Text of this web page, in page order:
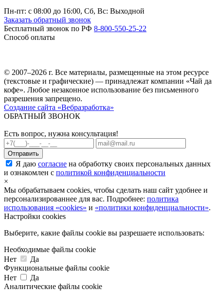
Пн-пт: c 08:00 до 16:00, Сб, Вс: Выходной
Заказать обратный звонок
Бесплатный звонок по РФ 8-800-550-25-22
Способ оплаты
© 2007–2026 г. Все материалы, размещенные на этом ресурсе
(текстовые и графические) — принадлежат компании «Чай да
кофе». Любое незаконное использование без письменного
разрешения запрещено.
Создание сайта «Вебразработка»
ОБРАТНЫЙ ЗВОНОК
Есть вопрос, нужна консультация!
Я даю согласие на обработку своих персональных данных
и ознакомлен с политикой конфиденциальности
×
Мы обрабатываем cookies, чтобы сделать наш сайт удобнее и
персонализированнее для вас. Подробнее: политика
использования «cookies» и «политики конфиденциальности».
Настройки cookies
Выберите, какие файлы cookie вы разрешаете использовать:
Необходимые файлы cookie
Нет
Да
Функциональные файлы cookie
Нет
Да
Аналитические файлы cookie